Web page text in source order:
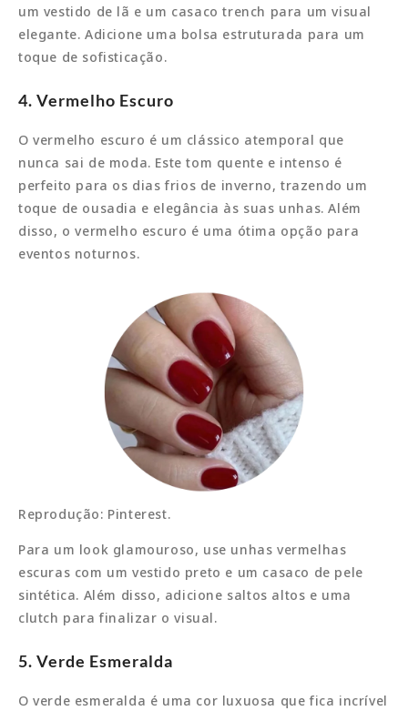
um vestido de lã e um casaco trench para um visual
elegante. Adicione uma bolsa estruturada para um
toque de sofisticação.
4. Vermelho Escuro
O vermelho escuro é um clássico atemporal que
nunca sai de moda. Este tom quente e intenso é
perfeito para os dias frios de inverno, trazendo um
toque de ousadia e elegância às suas unhas. Além
disso, o vermelho escuro é uma ótima opção para
eventos noturnos.
Reprodução: Pinterest.
Para um look glamouroso, use unhas vermelhas
escuras com um vestido preto e um casaco de pele
sintética. Além disso, adicione saltos altos e uma
clutch para finalizar o visual.
5. Verde Esmeralda
O verde esmeralda é uma cor luxuosa que fica incrível